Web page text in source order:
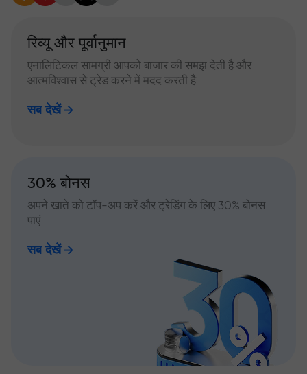
रिव्यू और पूर्वानुमान
एनालिटिकल सामग्री आपको बाजार की समझ देती है और
आत्मविश्वास से ट्रेड करने में मदद करती है
सब देखें
30% बोनस
अपने खाते को टॉप-अप करें और ट्रेडिंग के लिए 30% बोनस
पाएं
सब देखें